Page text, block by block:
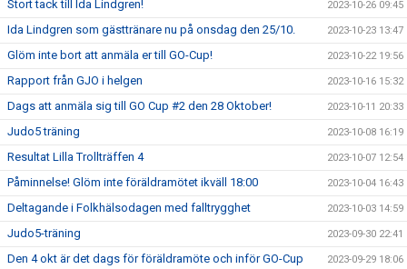
Stort tack till Ida Lindgren! 2023-10-26 09:45
Ida Lindgren som gästtränare nu på onsdag den 25/10. 2023-10-23 13:47
Glöm inte bort att anmäla er till GO-Cup! 2023-10-22 19:56
Rapport från GJO i helgen 2023-10-16 15:32
Dags att anmäla sig till GO Cup #2 den 28 Oktober! 2023-10-11 20:33
Judo5 träning 2023-10-08 16:19
Resultat Lilla Trollträffen 4 2023-10-07 12:54
Påminnelse! Glöm inte föräldramötet ikväll 18:00 2023-10-04 16:43
Deltagande i Folkhälsodagen med falltrygghet 2023-10-03 14:59
Judo5-träning 2023-09-30 22:41
Den 4 okt är det dags för föräldramöte och inför GO-Cup 2023-09-29 18:06